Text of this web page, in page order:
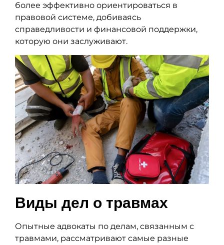
более эффективно ориентироваться в
правовой системе, добиваясь
справедливости и финансовой поддержки,
которую они заслуживают.
Виды дел о травмах
Опытные адвокаты по делам, связанным с
травмами, рассматривают самые разные